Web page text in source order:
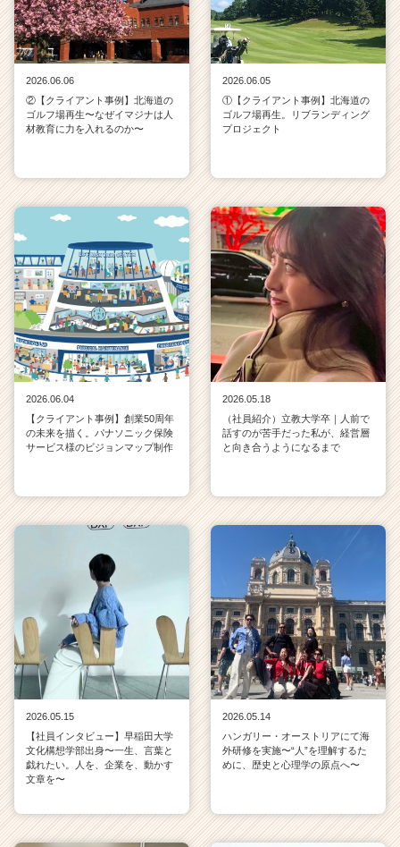
2026.06.06
②【クライアント事例】北海道の
ゴルフ場再生〜なぜイマジナは人
材教育に力を入れるのか〜
2026.06.05
①【クライアント事例】北海道の
ゴルフ場再生。リブランディング
プロジェクト
2026.06.04
【クライアント事例】創業50周年
の未来を描く。パナソニック保険
サービス様のビジョンマップ制作
2026.05.18
（社員紹介）立教大学卒｜人前で
話すのが苦手だった私が、経営層
と向き合うようになるまで
2026.05.15
【社員インタビュー】早稲田大学
文化構想学部出身〜一生、言葉と
戯れたい。人を、企業を、動かす
文章を〜
2026.05.14
ハンガリー・オーストリアにて海
外研修を実施〜“人”を理解するた
めに、歴史と心理学の原点へ〜